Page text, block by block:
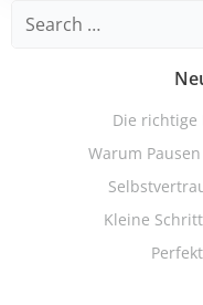
Search
Die richtige
Warum
Kleine